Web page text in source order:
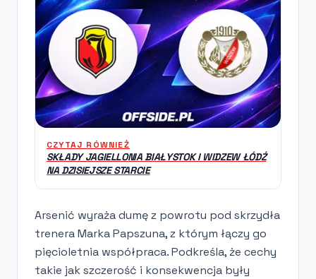
CZYTAJ RÓWNIEŻ
SKŁADY JAGIELLONIA BIAŁYSTOK I WIDZEW ŁÓDŹ
NA DZISIEJSZE STARCIE
Arsenić wyraża dumę z powrotu pod skrzydła
trenera Marka Papszuna, z którym łączy go
pięcioletnia współpraca. Podkreśla, że cechy
takie jak szczerość i konsekwencja były